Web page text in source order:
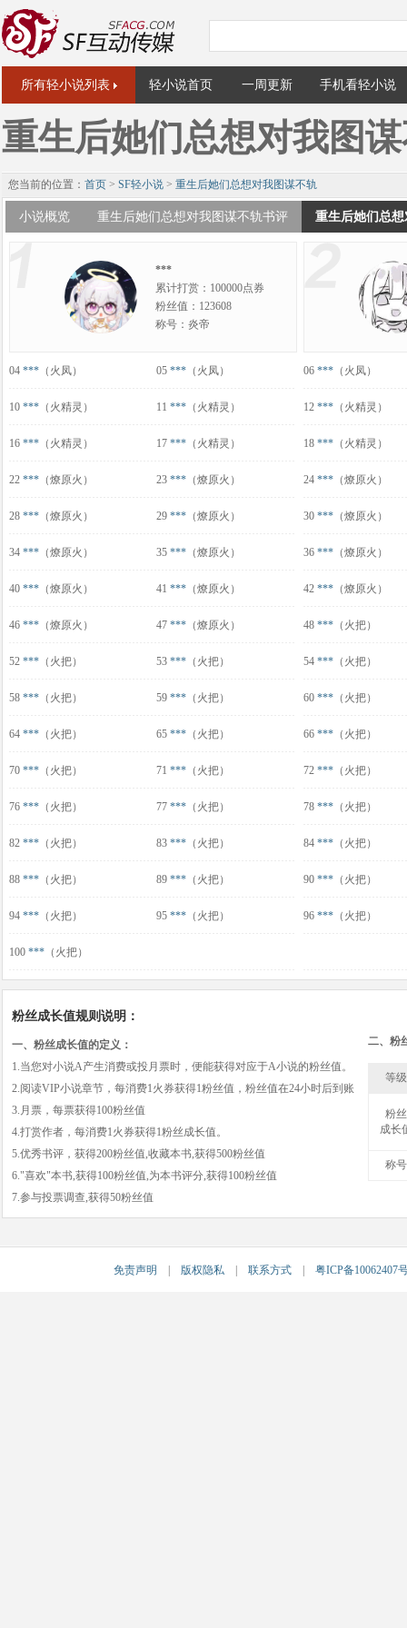
所有轻小说列表 轻小说首页 一周更新 手机看轻小说
重生后她们总想对我图
您当前的位置： 首页 > SF轻小说 > 重生后她们总想对我图谋不轨
小说概览 重生后她们总想对我图谋不轨书评 重生后她们总
***
累计打赏：100000点券
粉丝值：123608
称号：炎帝
04 *** （火凤） 05 *** （火凤） 06 *** （火凤）
10 *** （火精灵） 11 *** （火精灵） 12 *** （火精灵）
16 *** （火精灵） 17 *** （火精灵） 18 *** （火精灵）
22 *** （燎原火） 23 *** （燎原火） 24 *** （燎原火）
28 *** （燎原火） 29 *** （燎原火） 30 *** （燎原火）
34 *** （燎原火） 35 *** （燎原火） 36 *** （燎原火）
40 *** （燎原火） 41 *** （燎原火） 42 *** （燎原火）
46 *** （燎原火） 47 *** （燎原火） 48 *** （火把）
52 *** （火把） 53 *** （火把） 54 *** （火把）
58 *** （火把） 59 *** （火把） 60 *** （火把）
64 *** （火把） 65 *** （火把） 66 *** （火把）
70 *** （火把） 71 *** （火把） 72 *** （火把）
76 *** （火把） 77 *** （火把） 78 *** （火把）
82 *** （火把） 83 *** （火把） 84 *** （火把）
88 *** （火把） 89 *** （火把） 90 *** （火把）
94 *** （火把） 95 *** （火把） 96 *** （火把）
100 *** （火把）
粉丝成长值规则说明：
一、粉丝成长值的定义：
1.当您对小说A产生消费或投月票时，便能获得对应于A小说的粉丝值。
2.阅读VIP小说章节，每消费1火券获得1粉丝值，粉丝值在24小时后到账
3.月票，每票获得100粉丝值
4.打赏作者，每消费1火券获得1粉丝成长值。
5.优秀书评，获得200粉丝值,收藏本书,获得500粉丝值
6."喜欢"本书,获得100粉丝值,为本书评分,获得100粉丝值
7.参与投票调查,获得50粉丝值
二、粉
等级
粉丝
成长
称号
免责声明 版权隐私 联系方式 粤ICP备10062407